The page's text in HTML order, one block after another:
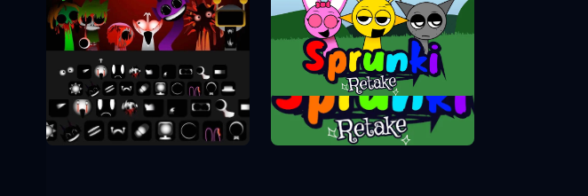
Sprunki Phase 10 Sprunki Retake